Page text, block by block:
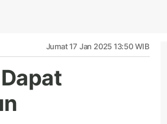
Jumat 17 Jan 2025 13:50 WIB